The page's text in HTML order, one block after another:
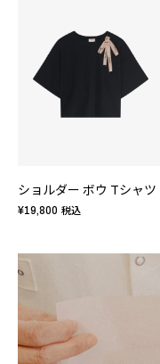
ショルダー ボウ Tシャツ
¥19,800 税込